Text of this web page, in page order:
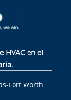
HVAC en el
Fort Worth